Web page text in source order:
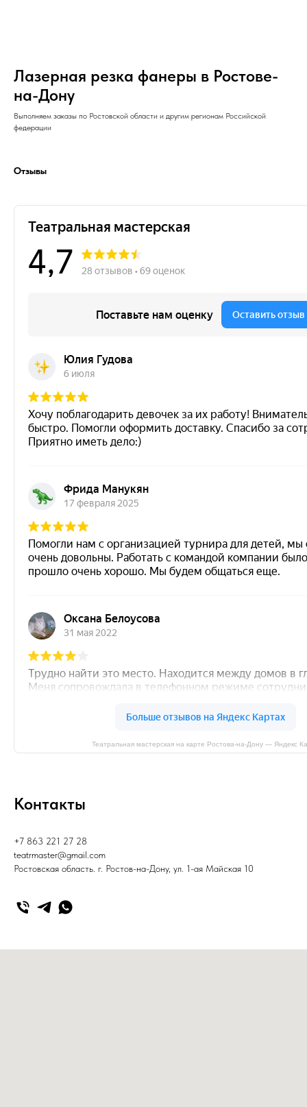
Лазерная резка фанеры в Ростове-
на-Дону
Выполняем заказы по Ростовской области и другим регионам Российской
федерации
Отзывы
Театральная мастерская на карте Ростова‑на‑Дону — Яндекс
Контакты
+7 863 221 27 28
teatrmaster@gmail.com
Ростовская область. г. Ростов-на-Дону, ул. 1-ая Майская 10